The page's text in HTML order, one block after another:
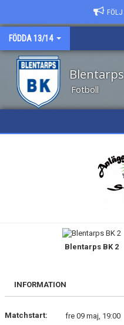
FÖLJ
FÖDDA 13/14
Fotboll
DOKUMENT
Blentarps BK 2
INFORMATION
Matchstart:
fre 09 maj, 19:00